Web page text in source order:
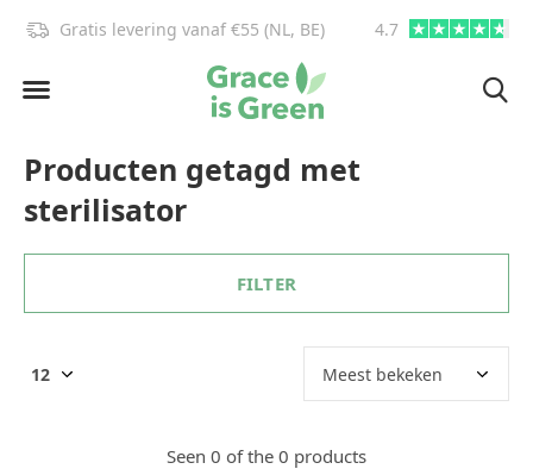
Gratis levering vanaf €55 (NL, BE) 4.7
Producten getagd met
sterilisator
FILTER
Seen 0 of the 0 products